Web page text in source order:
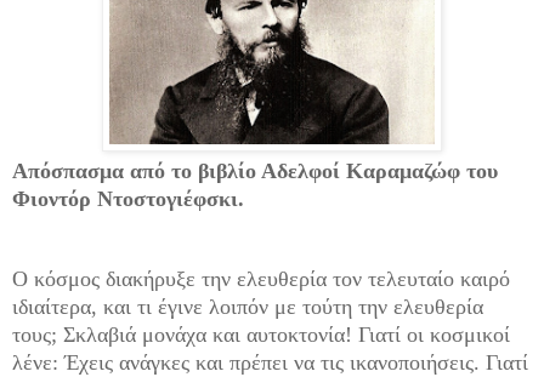
Απόσπασμα από το βιβλίο Αδελφοί Καραμαζώφ του
Φιοντόρ Ντοστογιέφσκι.
Ο κόσμος διακήρυξε την ελευθερία τον τελευταίο καιρό
ιδιαίτερα, και τι έγινε λοιπόν με τούτη την ελευθερία
τους; Σκλαβιά μονάχα και αυτοκτονία! Γιατί οι κοσμικοί
λένε: Έχεις ανάγκες και πρέπει να τις ικανοποιήσεις. Γιατί